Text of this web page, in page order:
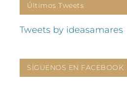
Últimos Tweets
Tweets by ideasamares
SÍGUENOS EN FACEBOOK